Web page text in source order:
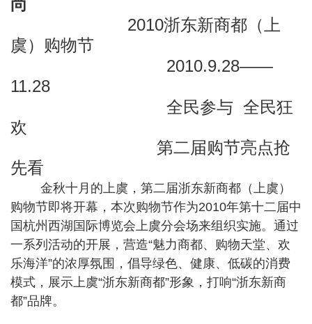
尚
2010浙东新商都（上
虞）购物节
2010.9.28——
11.28
全民参与 全民狂
欢
第二届购节亮点抢
先看
金秋十月的上虞，第二届浙东新商都（上虞）
购物节即将开幕，本次购物节作为2010年第十二届中
国杭州西湖国际博览会上虞分会场来组织实施。通过
一系列活动的开展，营造“魅力商都、购物天堂、欢
乐海洋”的浓厚氛围，倡导绿色、健康、低碳的消费
模式，展示上虞“浙东新商都”形象，打响“浙东新商
都”品牌。